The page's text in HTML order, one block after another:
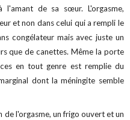
l'amant de sa sœur. L'orgasme,
et non dans celui qui a rempli le
congélateur mais avec juste un
que de canettes. Même la porte
en tout genre est remplie du
dont la méningite semble
de l'orgasme, un frigo ouvert et un